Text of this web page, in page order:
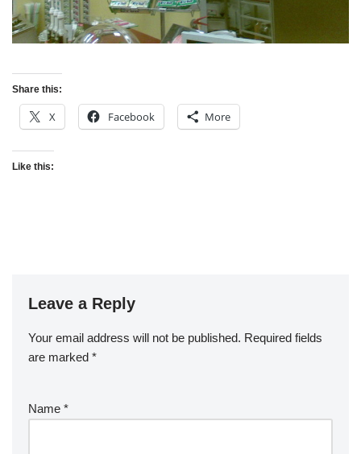
Share this:
X Facebook More
Like this:
Leave a Reply
Your email address will not be published. Required fields
are marked *
Name *